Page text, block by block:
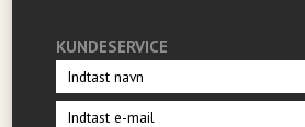
KUNDESERVICE